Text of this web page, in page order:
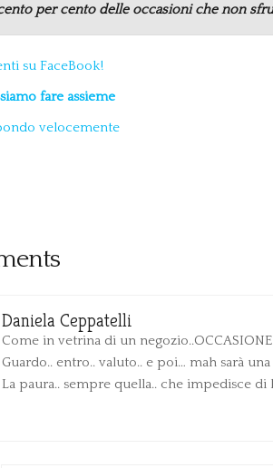
per cento delle occasioni che non
su FaceBook!
fare assieme
velocemente
Daniela Ceppatelli
Come in vetrina di un
Guardo.. entro.. valuto.. e poi… mah sarà
La paura.. sempre quella.. che impedisce